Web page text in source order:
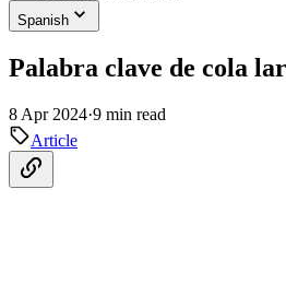
Spanish
Palabra clave de cola
8 Apr 2024·9 min read
Article